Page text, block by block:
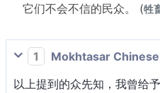
它们不会不信的民众。 (牲
1
Mokhtasar Chinese
以上提到的众先知，我曾给